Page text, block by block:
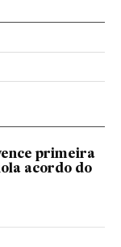
primeira
acordo do